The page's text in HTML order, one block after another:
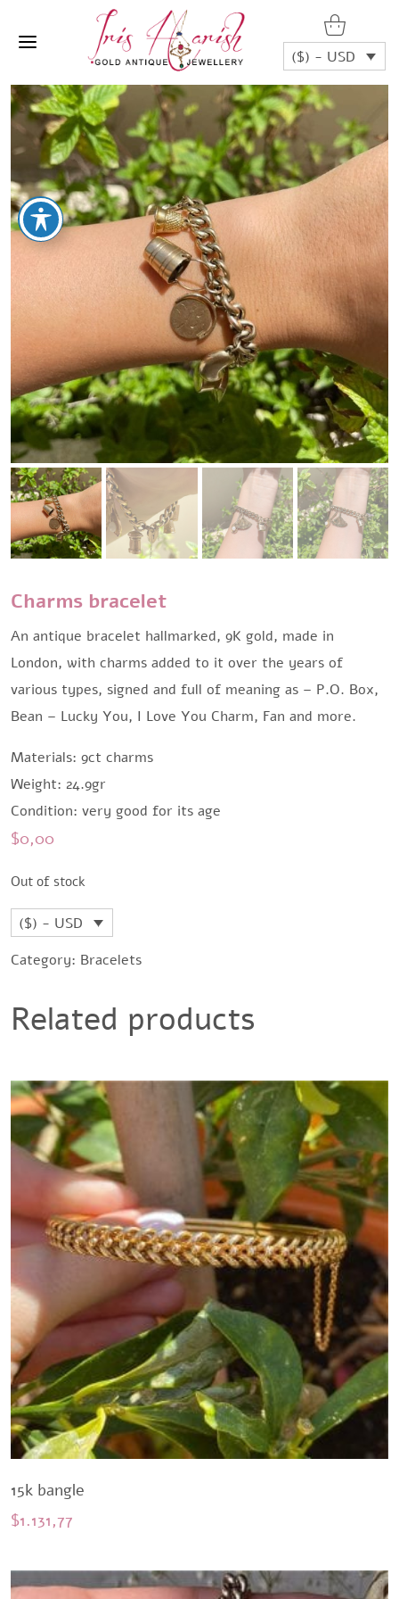
($) - USD
Charms bracelet
An antique bracelet hallmarked, 9K gold, made in
London, with charms added to it over the years of
various types, signed and full of meaning as – P.O. Box,
Bean – Lucky You, I Love You Charm, Fan and more.
Materials: 9ct charms
Weight: 24.9gr
Condition: very good for its age
$0,00
Out of stock
($) - USD
Category: Bracelets
Related products
15k bangle
$1.131,77